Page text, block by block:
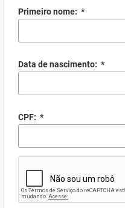
Primeiro nome: *
Data de nascimento: *
CPF: *